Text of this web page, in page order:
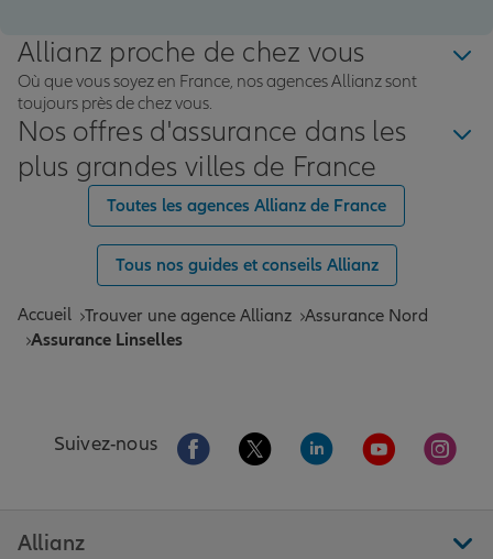
Allianz proche de chez vous
Où que vous soyez en France, nos agences Allianz sont
toujours près de chez vous.
Nos offres d'assurance dans les
plus grandes villes de France
Toutes les agences Allianz de France
Tous nos guides et conseils Allianz
Accueil Trouver une agence Allianz Assurance Nord
Assurance Linselles
Suivez-nous Aller sur la page Facebook de Allianz
Aller sur la page Twitter de
Aller sur la page
Aller sur la
Aller
Allianz